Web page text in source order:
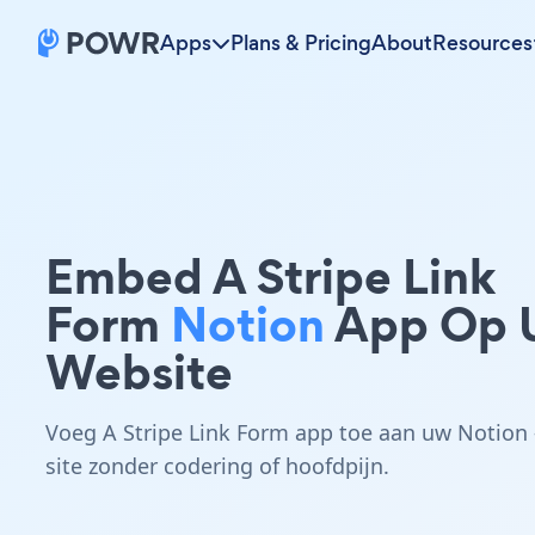
Apps Plans & PricingAboutResources
Embed A Stripe Link
Form NotionApp Op
Website
Voeg A Stripe Link Form app toe aan uw Notion
site zonder codering of hoofdpijn.